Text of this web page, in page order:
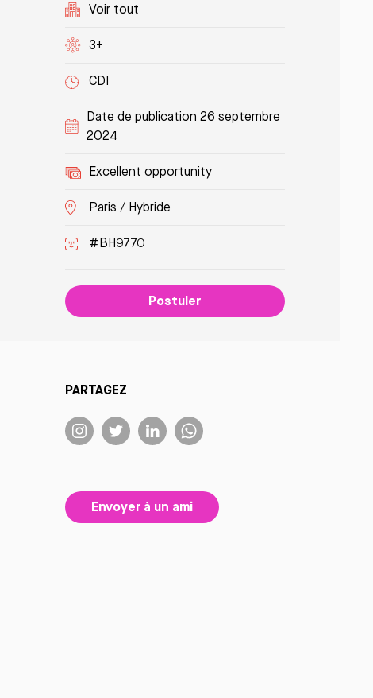
Voir tout
3+
CDI
Date de publication 26 septembre
2024
Excellent opportunity
Paris / Hybride
#BH9770
Postuler
PARTAGEZ
Envoyer à un ami